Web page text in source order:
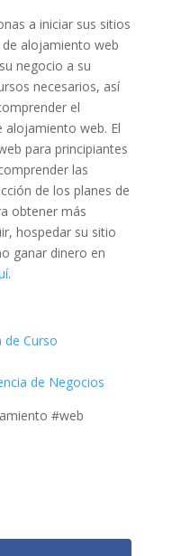
a iniciar sus sitios
alojamiento web
negocio a su
necesarios, así
el
alojamiento web. El
para principiantes
las
de los planes de
obtener más
hospedar su sitio
ganar dinero en
.
de Curso
de Negocios
#web